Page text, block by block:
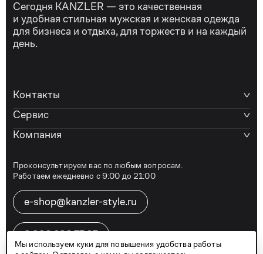
Сегодня KANZLER — это качественная
и удобная стильная мужская и женская одежда
для бизнеса и отдыха, для торжеств и на каждый
день.
Контакты
Сервис
Компания
Проконсультируем вас по любым вопросам.
Работаем ежедневно с 9:00 до 21:00
e-shop@kanzler-style.ru
8 800 600 77 07
Мы используем куки для повышения удобства работы